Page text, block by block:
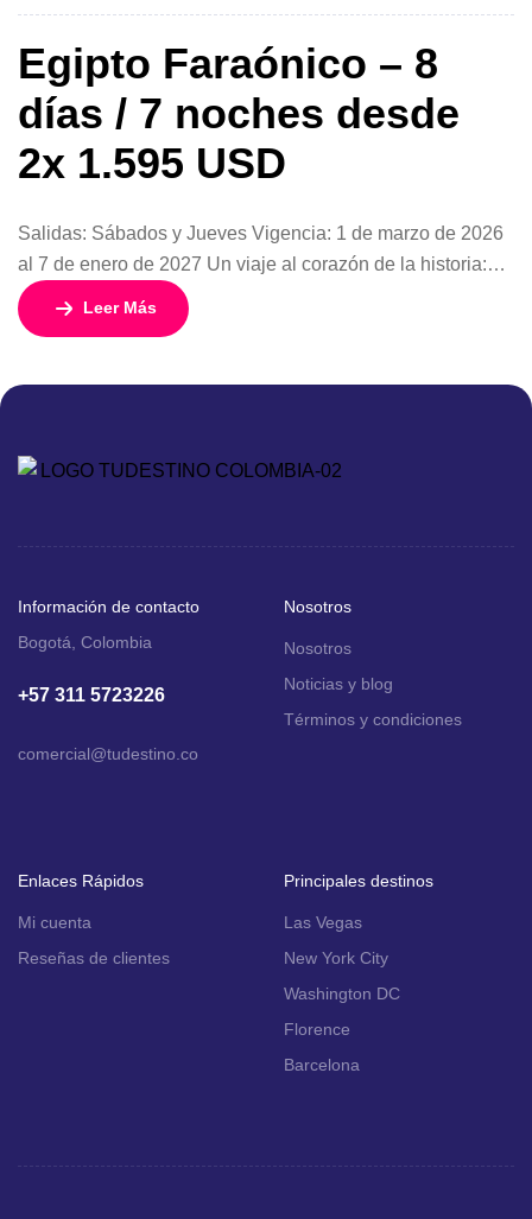
tradiciones vivas. Un itinerario cuidadosamente planificado
Egipto Faraónico – 8
días / 7 noches desde
2x 1.595 USD
Salidas: Sábados y Jueves Vigencia: 1 de marzo de 2026
al 7 de enero de 2027 Un viaje al corazón de la historia:
descubre el Egipto de los faraones “Egipto Faraónico” es
un circuito diseñado para quienes sueñan con recorrer una
8 días y 7 noches, este […]
Leer Más
Información de contacto
Bogotá, Colombia
+57 311 5723226
comercial@tudestino.co
Nosotros
Nosotros
Noticias y blog
Términos y condiciones
Enlaces Rápidos
Mi cuenta
Reseñas de clientes
Principales destinos
Las Vegas
New York City
Washington DC
Florence
Barcelona